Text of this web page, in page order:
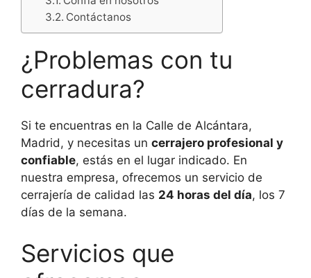
Contáctanos
¿Problemas con tu
cerradura?
Si te encuentras en la Calle de Alcántara,
Madrid, y necesitas un cerrajero profesional y
confiable, estás en el lugar indicado. En
nuestra empresa, ofrecemos un servicio de
cerrajería de calidad las 24 horas del día, los 7
días de la semana.
Servicios que